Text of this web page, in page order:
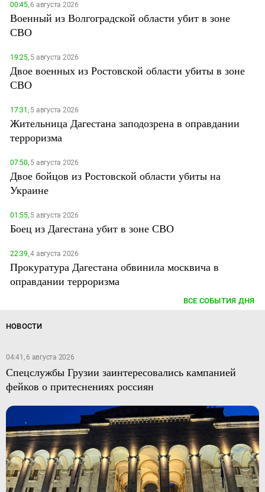
00:45,6 августа 2026
Военный из Волгоградской области убит в зоне
СВО
19:25,5 августа 2026
Двое военных из Ростовской области убиты в зоне
СВО
17:31,5 августа 2026
Жительница Дагестана заподозрена в оправдании
терроризма
07:50,5 августа 2026
Двое бойцов из Ростовской области убиты на
Украине
01:55,5 августа 2026
Боец из Дагестана убит в зоне СВО
22:39,4 августа 2026
Прокуратура Дагестана обвинила москвича в
оправдании терроризма
ВСЕ СОБЫТИЯ ДНЯ
НОВОСТИ
04:41, 6 августа 2026
Спецслужбы Грузии заинтересовались кампанией
фейков о притеснениях россиян